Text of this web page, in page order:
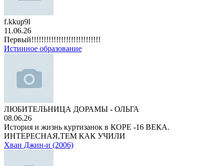
f.kkup9l
11.06.26
Первый!!!!!!!!!!!!!!!!!!!!!!!!!!!!
Истинное образование
ЛЮБИТЕЛЬНИЦА ДОРАМЫ - ОЛЬГА
08.06.26
История и жизнь куртизанок в КОРЕ -16 ВЕКА.
ИНТЕРЕСНАЯ,ТЕМ КАК УЧИЛИ
Хван Джин-и (2006)